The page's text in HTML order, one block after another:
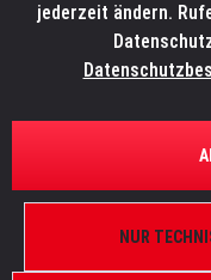
ÜBERSICHT
ELATION KL
Torblende, FFR,
jederzeit ändern.
NUR